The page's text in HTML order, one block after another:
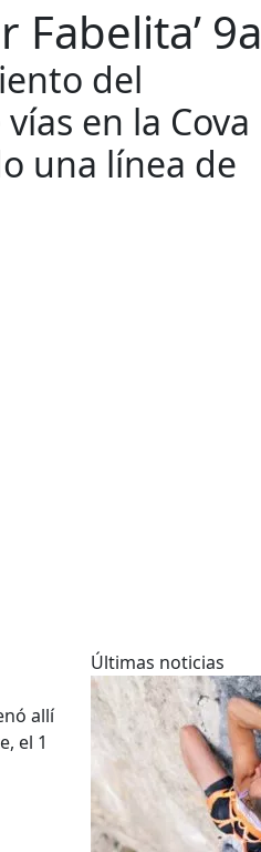
Fabelita’ 9a
del
en la Cova
una línea de
allí
el 1
Últimas noticias